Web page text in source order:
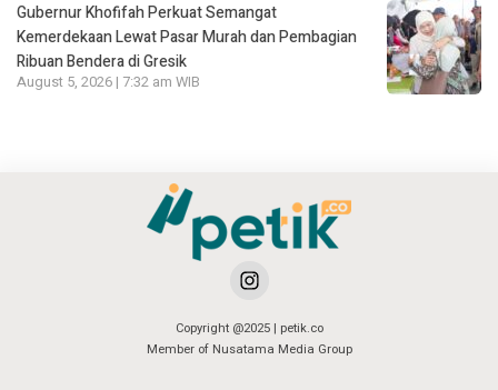
Gubernur Khofifah Perkuat Semangat
Kemerdekaan Lewat Pasar Murah dan Pembagian
Ribuan Bendera di Gresik
August 5, 2026 | 7:32 am WIB
Copyright @2025 | petik.co
Member of Nusatama Media Group